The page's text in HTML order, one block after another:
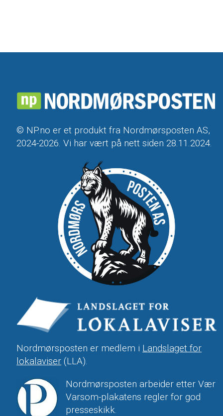
© NP.no er et produkt fra Nordmørsposten AS,
2024-2026. Vi har vært på nett siden 28.11.2024.
Nordmørsposten er medlem i Landslaget for
lokalaviser (LLA).
Nordmørsposten arbeider etter Vær
Varsom-plakatens regler for god
presseskikk.